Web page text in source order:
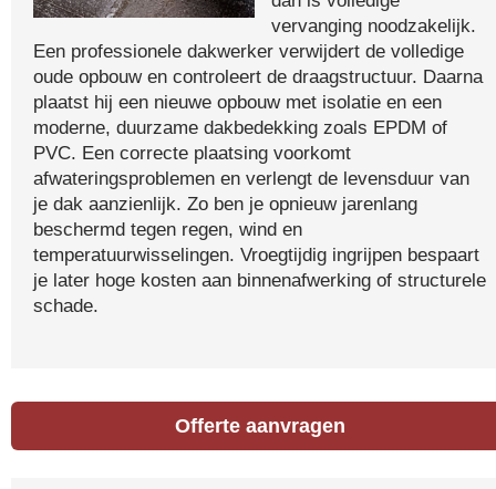
vervanging noodzakelijk.
Een professionele dakwerker verwijdert de volledige
oude opbouw en controleert de draagstructuur. Daarna
plaatst hij een nieuwe opbouw met isolatie en een
moderne, duurzame dakbedekking zoals EPDM of
PVC. Een correcte plaatsing voorkomt
afwateringsproblemen en verlengt de levensduur van
je dak aanzienlijk. Zo ben je opnieuw jarenlang
beschermd tegen regen, wind en
temperatuurwisselingen. Vroegtijdig ingrijpen bespaart
je later hoge kosten aan binnenafwerking of structurele
schade.
Offerte aanvragen